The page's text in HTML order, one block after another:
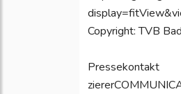
Copyright: TVB
Pressekontakt